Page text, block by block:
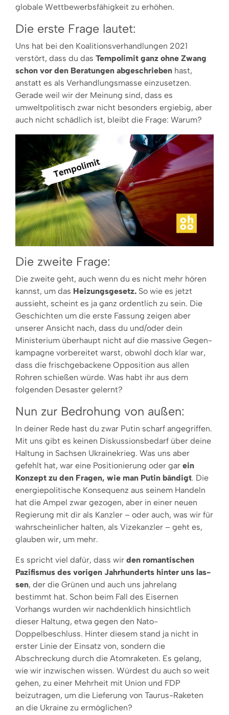
globale Wett­bewerbsfähigkeit zu erhöhen.
Die erste Frage lautet:
Uns hat bei den Koalitionsverhandlungen 2021
verstört, dass du das Tempo­limit ganz ohne Zwang
schon vor den Beratungen abgeschrie­ben hast,
anstatt es als Verhandlungs­masse einzusetzen.
Gerade weil wir der Meinung sind, dass es
umweltpolitisch zwar nicht beson­ders ergiebig, aber
auch nicht schädlich ist, bleibt die Frage: Warum?
Die zweite Frage:
Die zweite geht, auch wenn du es nicht mehr hören
kannst, um das Heizungsgesetz. So wie es jetzt
aussieht, scheint es ja ganz ordentlich zu sein. Die
Geschichten um die erste Fassung zeigen aber
unserer Ansicht nach, dass du und/oder dein
Ministerium überhaupt nicht auf die massive Gegen­
kampagne vorbereitet warst, obwohl doch klar war,
dass die frischgebackene Opposition aus allen
Rohren schießen würde. Was habt ihr aus dem
folgenden Desaster gelernt?
Nun zur Bedrohung von außen:
In deiner Rede hast du zwar Putin scharf angegriffen.
Mit uns gibt es keinen Diskussionsbedarf über deine
Haltung in Sachsen Ukrainekrieg. Was uns aber
gefehlt hat, war eine Positionierung oder gar ein
Konzept zu den Fragen, wie man Putin bändigt. Die
energiepo­litische Konsequenz aus seinem Handeln
hat die Ampel zwar gezogen, aber in einer neuen
Regie­rung mit dir als Kanzler – oder auch, was wir für
wahrscheinlicher halten, als Vizekanzler – geht es,
glauben wir, um mehr.
Es spricht viel dafür, dass wir den romantischen
Pazifismus des vorigen Jahrhunderts hinter uns las­
sen, der die Grünen und auch uns jahrelang
bestimmt hat. Schon beim Fall des Eisernen
Vorhangs wurden wir nachdenklich hinsichtlich
dieser Haltung, etwa gegen den Nato-
Doppelbeschluss. Hin­ter diesem stand ja nicht in
erster Linie der Einsatz von, sondern die
Abschreckung durch die Atom­raketen. Es gelang,
wie wir inzwischen wissen. Würdest du auch so weit
gehen, zu ei­ner Mehrheit mit Union und FDP
beizutragen, um die Lieferung von Taurus-Raketen
an die Ukraine zu ermögli­chen?